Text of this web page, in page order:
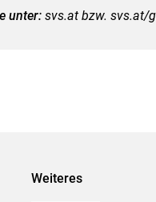
unter:svs.at bzw. svs.at/
Weiteres